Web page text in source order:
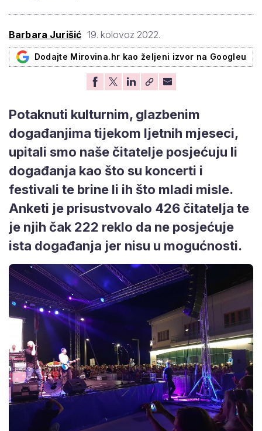
Barbara Jurišić 19. kolovoz 2022.
Dodajte Mirovina.hr kao željeni izvor na Googleu
Potaknuti kulturnim, glazbenim
događanjima tijekom ljetnih mjeseci,
upitali smo naše čitatelje posjećuju li
događanja kao što su koncerti i
festivali te brine li ih što mladi misle.
Anketi je prisustvovalo 426 čitatelja te
je njih čak 222 reklo da ne posjećuje
ista događanja jer nisu u mogućnosti.